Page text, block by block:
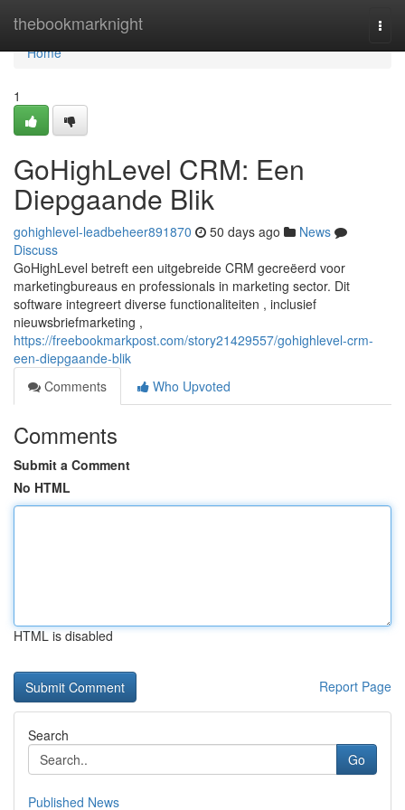
thebookmarknight
Home
Home
1
GoHighLevel CRM: Een
Diepgaande Blik
gohighlevel-leadbeheer891870 50 days ago
News
Discuss
GoHighLevel betreft een uitgebreide CRM gecreëerd voor
marketingbureaus en professionals in marketing sector. Dit
software integreert diverse functionaliteiten , inclusief
nieuwsbriefmarketing ,
https://freebookmarkpost.com/story21429557/gohighlevel-crm-
een-diepgaande-blik
Comments
Who Upvoted
Comments
Submit a Comment
No HTML
HTML is disabled
Report Page
Search
Go
Published News